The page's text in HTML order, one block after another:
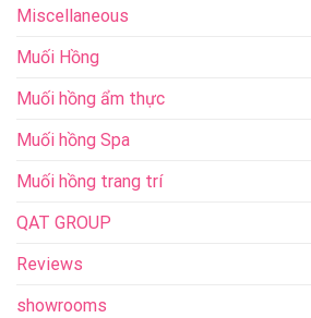
Miscellaneous
Muối Hồng
Muối hồng ẩm thực
Muối hồng Spa
Muối hồng trang trí
QAT GROUP
Reviews
showrooms